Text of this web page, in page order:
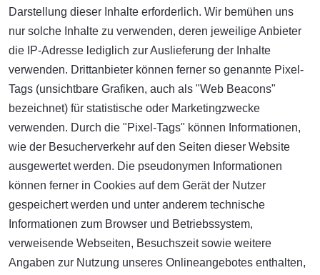
Darstellung dieser Inhalte erforderlich. Wir bemühen uns
nur solche Inhalte zu verwenden, deren jeweilige Anbieter
die IP-Adresse lediglich zur Auslieferung der Inhalte
verwenden. Drittanbieter können ferner so genannte Pixel-
Tags (unsichtbare Grafiken, auch als "Web Beacons"
bezeichnet) für statistische oder Marketingzwecke
verwenden. Durch die "Pixel-Tags" können Informationen,
wie der Besucherverkehr auf den Seiten dieser Website
ausgewertet werden. Die pseudonymen Informationen
können ferner in Cookies auf dem Gerät der Nutzer
gespeichert werden und unter anderem technische
Informationen zum Browser und Betriebssystem,
verweisende Webseiten, Besuchszeit sowie weitere
Angaben zur Nutzung unseres Onlineangebotes enthalten,